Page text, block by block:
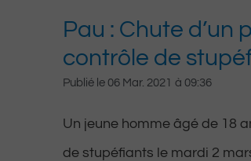
Pau : Chute d’un
contrôle de
Publié le 06 Mar. 2021 à 09:36
Un jeune homme âgé de 18
de stupéfiants le mardi 2